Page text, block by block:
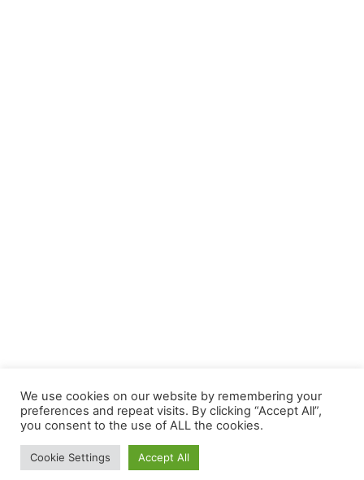
We use cookies on our website by remembering your
preferences and repeat visits. By clicking “Accept All”,
you consent to the use of ALL the cookies.
Cookie Settings Accept All